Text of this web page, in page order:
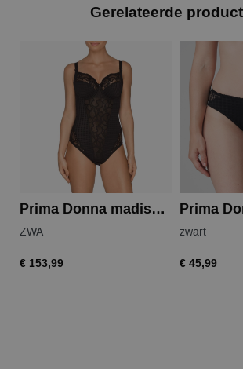
Gerelateerde
Prima Donna madison body
ZWA
€ 153,99
zwart
€ 45,99